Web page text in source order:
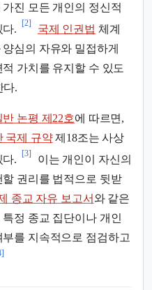
진 모든 개인의 정신적
다.
[2]
국제 인권법 체계
심의 자유와 밀접하게
가치를 유지할 수 있도
다.
반 논평 제22호에 따르면,
국제 규약제18조는 사상
다.
[3]
이는 개인이 자신의
권리를 법적으로 뒷받
종교 자유 보고서 와 같은
정 종교 집단이나 개인
를 지속적으로 점검하고